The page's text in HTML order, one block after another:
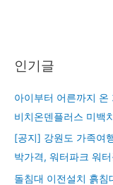
인기글
아이부터 어른까지 온
비치온덴플러스 미백
[공지] 강원도 가족여
박가격, 워터파크 워
돌침대 이전설치 흙침